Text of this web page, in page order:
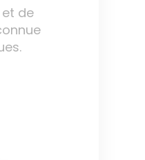
de